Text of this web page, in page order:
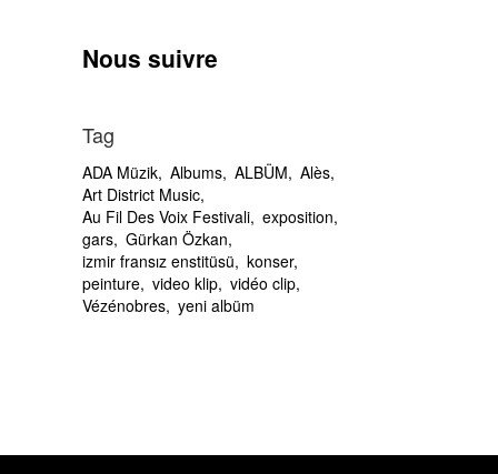
Nous suivre
Tag
ADA Müzik Albums ALBÜM Alès
Art District Music
Au Fil Des Voix Festivali exposition
gars Gürkan Özkan
izmir fransız enstitüsü konser
peinture video klip vidéo clip
Vézénobres yeni albüm